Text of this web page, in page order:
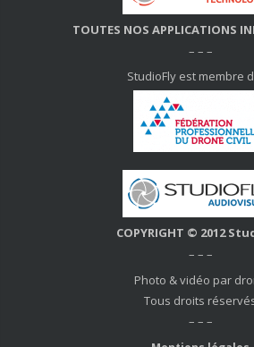
TOUTES NOS APPLICATIONS
– – –
StudioFly est membre
COPYRIGHT © 2012
– – –
Photo & vidéo par
Tous droits
– – –